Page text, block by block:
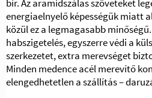
bír. Az aramidszálas szöveteket
energiaelnyelő képességük miatt
közül ez a legmagasabb
habszigetelés, egyszerre védi a
szerkezetet, extra merevséget
Minden medence acél merevítő
elengedhetetlen a szállítás –